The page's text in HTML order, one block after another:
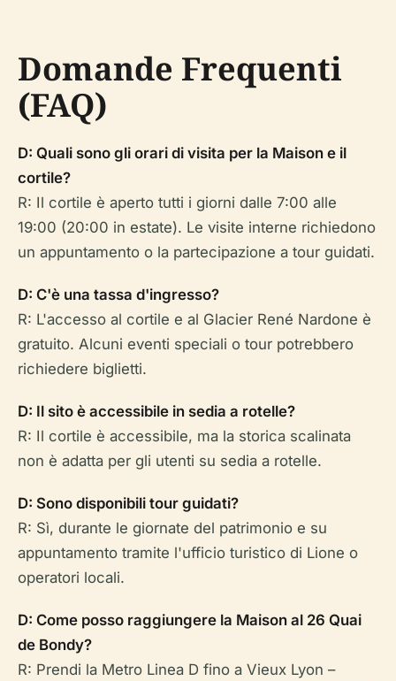
Domande Frequenti
(FAQ)
D: Quali sono gli orari di visita per la Maison e il
cortile?
R: Il cortile è aperto tutti i giorni dalle 7:00 alle
19:00 (20:00 in estate). Le visite interne richiedono
un appuntamento o la partecipazione a tour guidati.
D: C'è una tassa d'ingresso?
R: L'accesso al cortile e al Glacier René Nardone è
gratuito. Alcuni eventi speciali o tour potrebbero
richiedere biglietti.
D: Il sito è accessibile in sedia a rotelle?
R: Il cortile è accessibile, ma la storica scalinata
non è adatta per gli utenti su sedia a rotelle.
D: Sono disponibili tour guidati?
R: Sì, durante le giornate del patrimonio e su
appuntamento tramite l'ufficio turistico di Lione o
operatori locali.
D: Come posso raggiungere la Maison al 26 Quai
de Bondy?
R: Prendi la Metro Linea D fino a Vieux Lyon –